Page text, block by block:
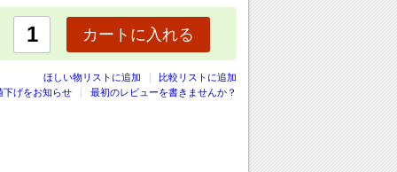
カートに入れる
ほしい物リストに追加
比較リストに追加
最初のレビューを書きませんか？
下げをお知らせ